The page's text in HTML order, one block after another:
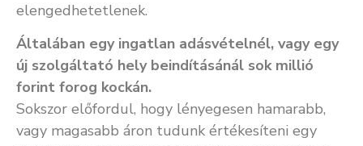
elengedhetetlenek.
Általában egy ingatlan adásvételnél, vagy egy
új szolgáltató hely beindításánál sok millió
forint forog kockán.
Sokszor előfordul, hogy lényegesen hamarabb,
vagy magasabb áron tudunk értékesíteni egy